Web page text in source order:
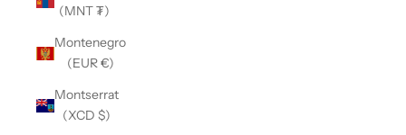
(MNT ₮)
Montenegro
(EUR €)
Montserrat
(XCD $)